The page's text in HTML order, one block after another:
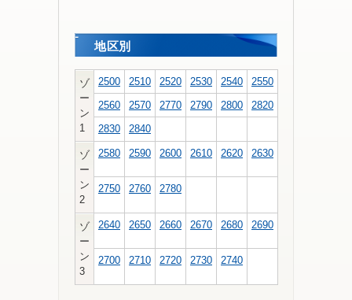
地区別
ゾ
ー
ン
1
2500 2510 2520 2530 2540
2550
2560
2570 2770 2790 2800
2820
2830
2840
ゾ
ー
ン
2
2580 2590 2600 2610 2620 2630
2750 2760 2780
ゾ
ー
ン
3
2640 2650 2660 2670 2680 2690
2700 2710 2720 2730 2740